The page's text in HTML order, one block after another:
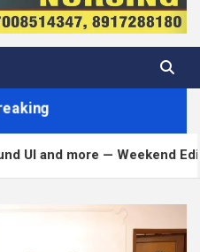
— Weekend Edition 372